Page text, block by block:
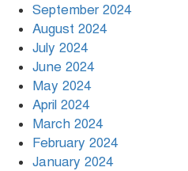
September 2024
August 2024
July 2024
June 2024
May 2024
April 2024
March 2024
February 2024
January 2024